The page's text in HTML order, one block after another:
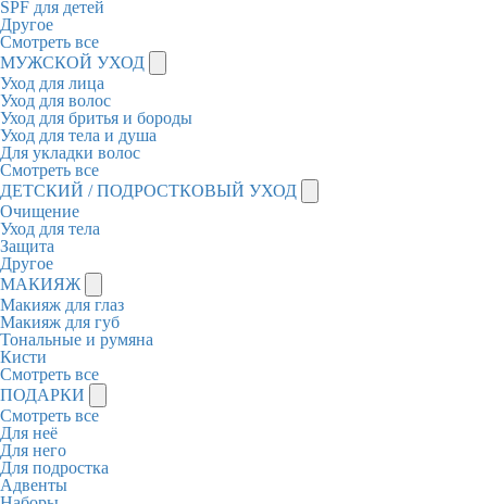
SPF для детей
Другое
Смотреть все
МУЖСКОЙ УХОД
Уход для лица
Уход для волос
Уход для бритья и бороды
Уход для тела и душа
Для укладки волос
Смотреть все
ДЕТСКИЙ / ПОДРОСТКОВЫЙ УХОД
Очищение
Уход для тела
Защита
Другое
МАКИЯЖ
Макияж для глаз
Макияж для губ
Тональные и румяна
Кисти
Смотреть все
ПОДАРКИ
Смотреть все
Для неё
Для него
Для подростка
Адвенты